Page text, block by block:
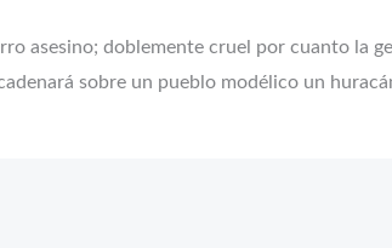
asesino; doblemente cruel por cuanto la
sobre un pueblo modélico un